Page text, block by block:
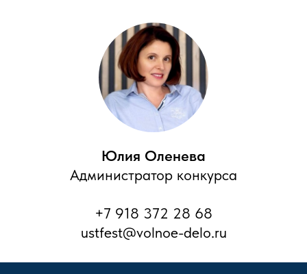
Юлия Оленева
Администратор конкурса
+7 918 372 28 68
ustfest@volnoe-delo.ru